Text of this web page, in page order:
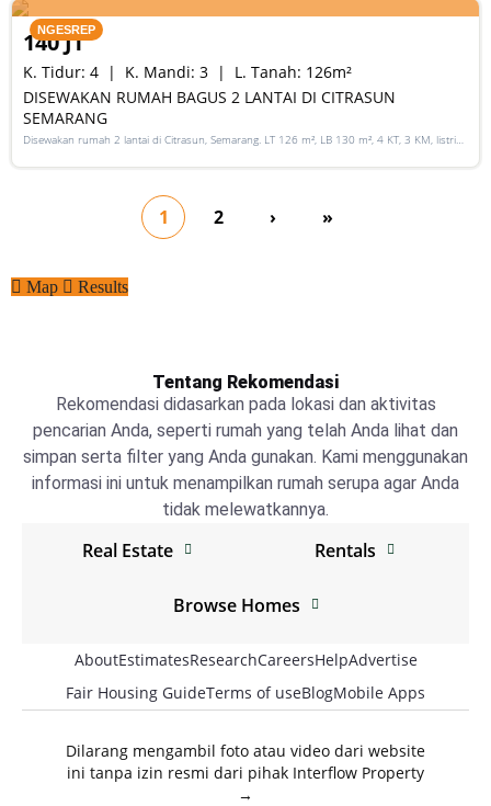
NGESREP
DISEWAKAN RUMAH BAGUS 2 LANTAI DI CITRASUN
SEMARANG
Disewakan rumah 2 lantai di Citrasun, Semarang. LT 126 m², LB 130 m², 4 KT, 3 KM, listrik
K. Tidur: 4 K. Mandi: 3 L. Tanah: 126m²
140 JT
1 2 › »
Map Results
Tentang Rekomendasi
Rekomendasi didasarkan pada lokasi dan aktivitas
pencarian Anda, seperti rumah yang telah Anda lihat dan
simpan serta filter yang Anda gunakan. Kami menggunakan
informasi ini untuk menampilkan rumah serupa agar Anda
tidak melewatkannya.
Real Estate
Tembalang real estate
Pedurungan real estate
Gunungpati real estate
Rentals
Tugu real estate
Mijen real estate
Gunungpati real estate
Browse Homes
Tugu Homes
Tembalang Homes
Mijen Homes
AboutEstimatesResearchCareersHelpAdvertise
Fair Housing GuideTerms of useBlogMobile Apps
Dilarang mengambil foto atau video dari website
ini tanpa izin resmi dari pihak Interflow Property
→